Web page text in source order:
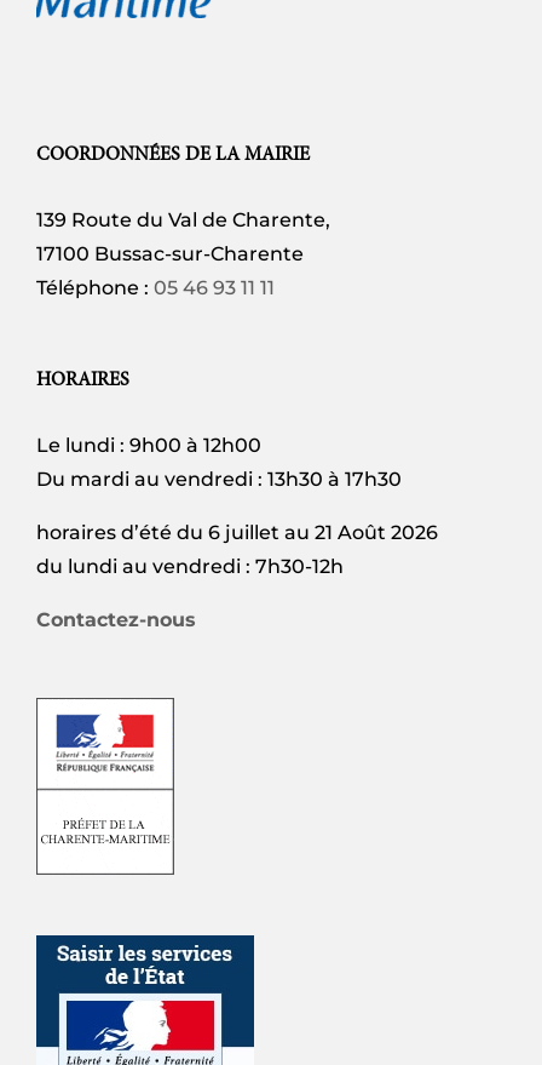
COORDONNÉES DE LA MAIRIE
139 Route du Val de Charente,
17100 Bussac-sur-Charente
Téléphone : 05 46 93 11 11
HORAIRES
Le lundi : 9h00 à 12h00
Du mardi au vendredi : 13h30 à 17h30
horaires d’été du 6 juillet au 21 Août 2026
du lundi au vendredi : 7h30-12h
Contactez-nous